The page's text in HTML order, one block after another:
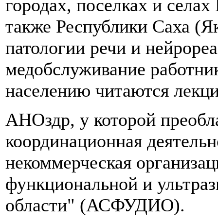
городах, поселках и
также Республики Саха
патологии речи и
медобслуживание
населению читаютcя
АНОздр, у которой
координационная
некоммерческая
функциональной и
области" (АСФУДИО).